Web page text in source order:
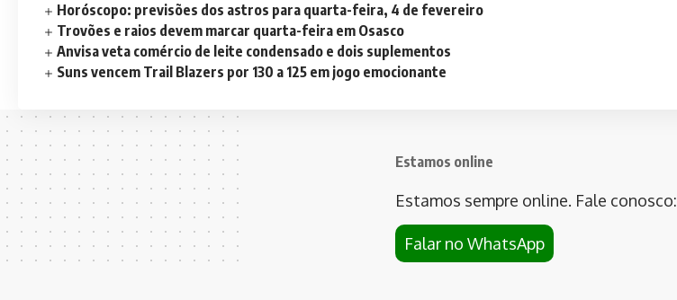
Horóscopo: previsões dos astros para quarta-feira, 4 de fevereiro
Trovões e raios devem marcar quarta-feira em Osasco
Anvisa veta comércio de leite condensado e dois suplementos
Suns vencem Trail Blazers por 130 a 125 em jogo emocionante
Estamos online
Estamos sempre online. Fale conosco:
Falar no WhatsApp